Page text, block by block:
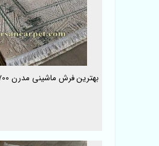
بهترین فرش ماشینی مدرن 700 شانه کد g14 لایت